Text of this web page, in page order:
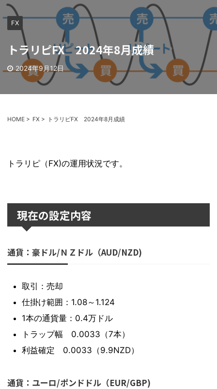
FX
トラリピFX 2024年8月成績
2024年9月12日
HOME > FX > トラリピFX 2024年8月成績
トラリピ（FX)の運用状況です。
現在の設定内容
通貨：豪ドル/ＮＺドル（AUD/NZD)
取引：売却
仕掛け範囲：1.08～1.124
1本の通貨量：0.4万ドル
トラップ幅 0.0033（7本）
利益確定 0.0033（9.9NZD）
通貨：ユーロ/ポンドドル（EUR/GBP)